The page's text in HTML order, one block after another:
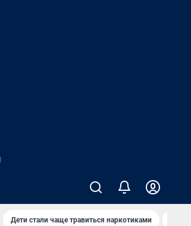
Дети стали чаще травиться наркотиками